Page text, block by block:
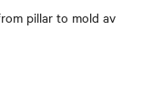
pillar to mold av